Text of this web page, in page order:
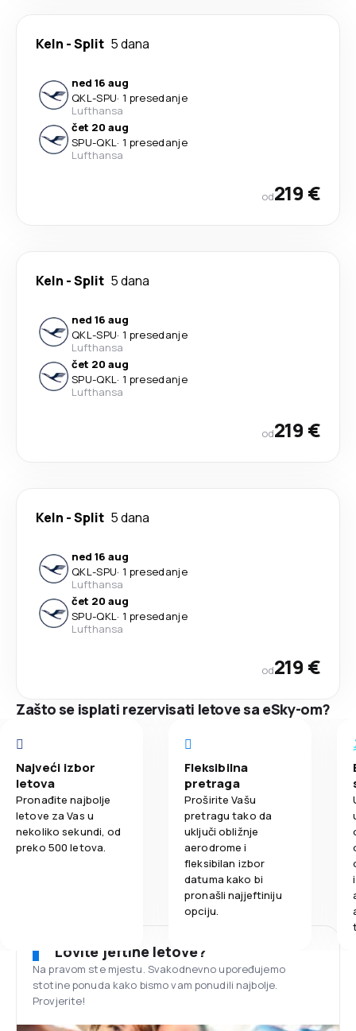
Keln -Split 5 dana
ned 16 aug
QKL-SPU· 1 presedanje
Lufthansa
čet 20 aug
SPU-QKL· 1 presedanje
Lufthansa
od219 €
Keln -Split 5 dana
ned 16 aug
QKL-SPU· 1 presedanje
Lufthansa
čet 20 aug
SPU-QKL· 1 presedanje
Lufthansa
od219 €
Keln -Split 5 dana
ned 16 aug
QKL-SPU· 1 presedanje
Lufthansa
čet 20 aug
SPU-QKL· 1 presedanje
Lufthansa
od219 €
Zašto se isplati rezervisati letove sa eSky-om?
Najveći izbor
letova
Pronađite najbolje
letove za Vas u
nekoliko sekundi, od
preko 500 letova.
Fleksibilna
pretraga
Proširite Vašu
pretragu tako da
uključi obližnje
aerodrome i
fleksibilan izbor
datuma kako bi
pronašli najjeftiniju
opciju.
Lovite jeftine letove?
Na pravom ste mjestu. Svakodnevno upoređujemo
stotine ponuda kako bismo vam ponudili najbolje.
Provjerite!